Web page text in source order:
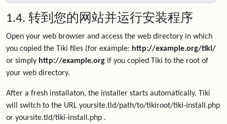
1.4. 转到您的网站并运行安装程序
Open your web browser and access the web directory in which
you copied the Tiki files (for example: http://example.org/tiki/
or simply http://example.org if you copied Tiki to the root of
your web directory.
After a fresh installaton, the installer starts automatically. Tiki
will switch to the URL yoursite.tld/path/to/tikiroot/tiki-install.php
or yoursite.tld/tiki-install.php .